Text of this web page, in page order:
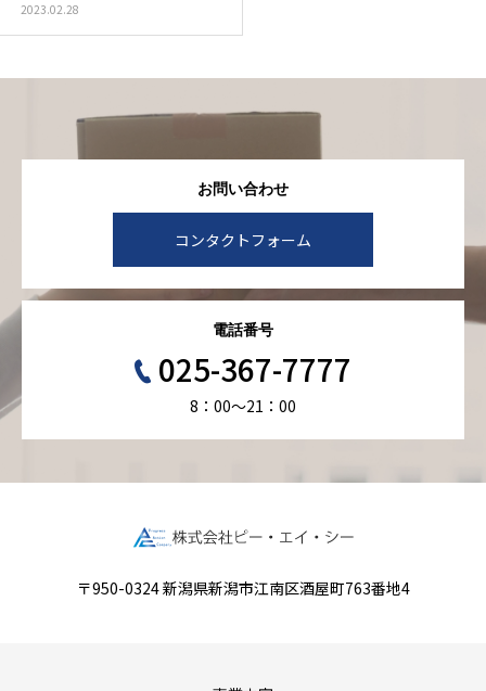
2023.02.28
お問い合わせ
コンタクトフォーム
電話番号
025-367-7777
8：00～21：00
〒950-0324 新潟県新潟市江南区酒屋町763番地4